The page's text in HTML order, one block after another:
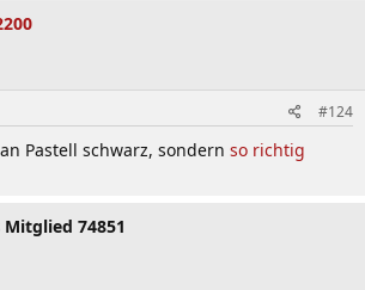
#124
Pastell schwarz, sondern so richtig
74851